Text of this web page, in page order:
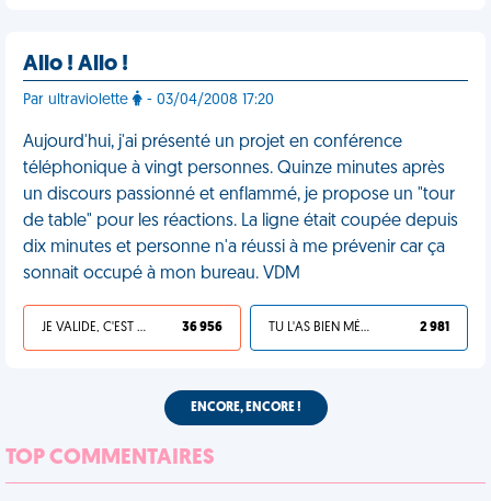
Allo ! Allo !
Par ultraviolette - 03/04/2008 17:20
Aujourd'hui, j'ai présenté un projet en conférence
téléphonique à vingt personnes. Quinze minutes après
un discours passionné et enflammé, je propose un "tour
de table" pour les réactions. La ligne était coupée depuis
dix minutes et personne n'a réussi à me prévenir car ça
sonnait occupé à mon bureau. VDM
JE VALIDE, C'EST UNE VDM 36 956 TU L'AS BIEN MÉRITÉ 2 981
ENCORE, ENCORE !
TOP COMMENTAIRES